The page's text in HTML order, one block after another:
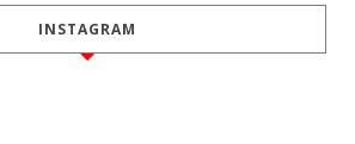
INSTAGRAM